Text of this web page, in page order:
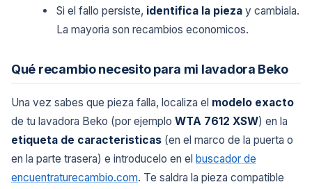
Si el fallo persiste, identifica la pieza y cambiala.
La mayoria son recambios economicos.
Qué recambio necesito para mi lavadora Beko
Una vez sabes que pieza falla, localiza el modelo exacto
de tu lavadora Beko (por ejemplo WTA 7612 XSW) en la
etiqueta de caracteristicas (en el marco de la puerta o
en la parte trasera) e introducelo en el buscador de
encuentraturecambio.com. Te saldra la pieza compatible